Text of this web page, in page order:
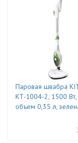
Паровая швабра
KT-1004-2, 1500
объем 0,35 л,